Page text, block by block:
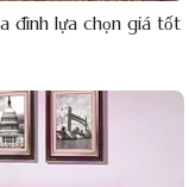
đình lựa chọn giá tốt